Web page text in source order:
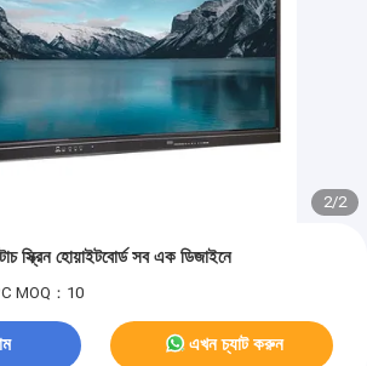
2/2
টাচ স্ক্রিন হোয়াইটবোর্ড সব এক ডিজাইনে
MOQ：10
এখন চ্যাট করুন